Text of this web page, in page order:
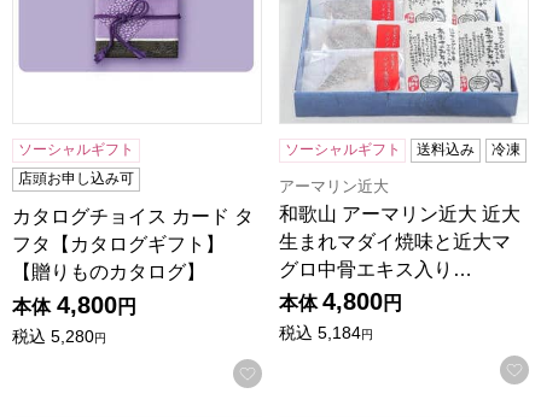
ソーシャルギフト
店頭お申し込み可
カタログチョイス カード タ
フタ【カタログギフト】
【贈りものカタログ】
本体 4,800円
税込 5,280円
お気に入りに登録する
ソーシャルギフト 送料込み 冷凍
アーマリン近大
和歌山 アーマリン近大 近大
生まれマダイ焼味と近大マ
グロ中骨エキス入り…
本体 4,800円
税込 5,184円